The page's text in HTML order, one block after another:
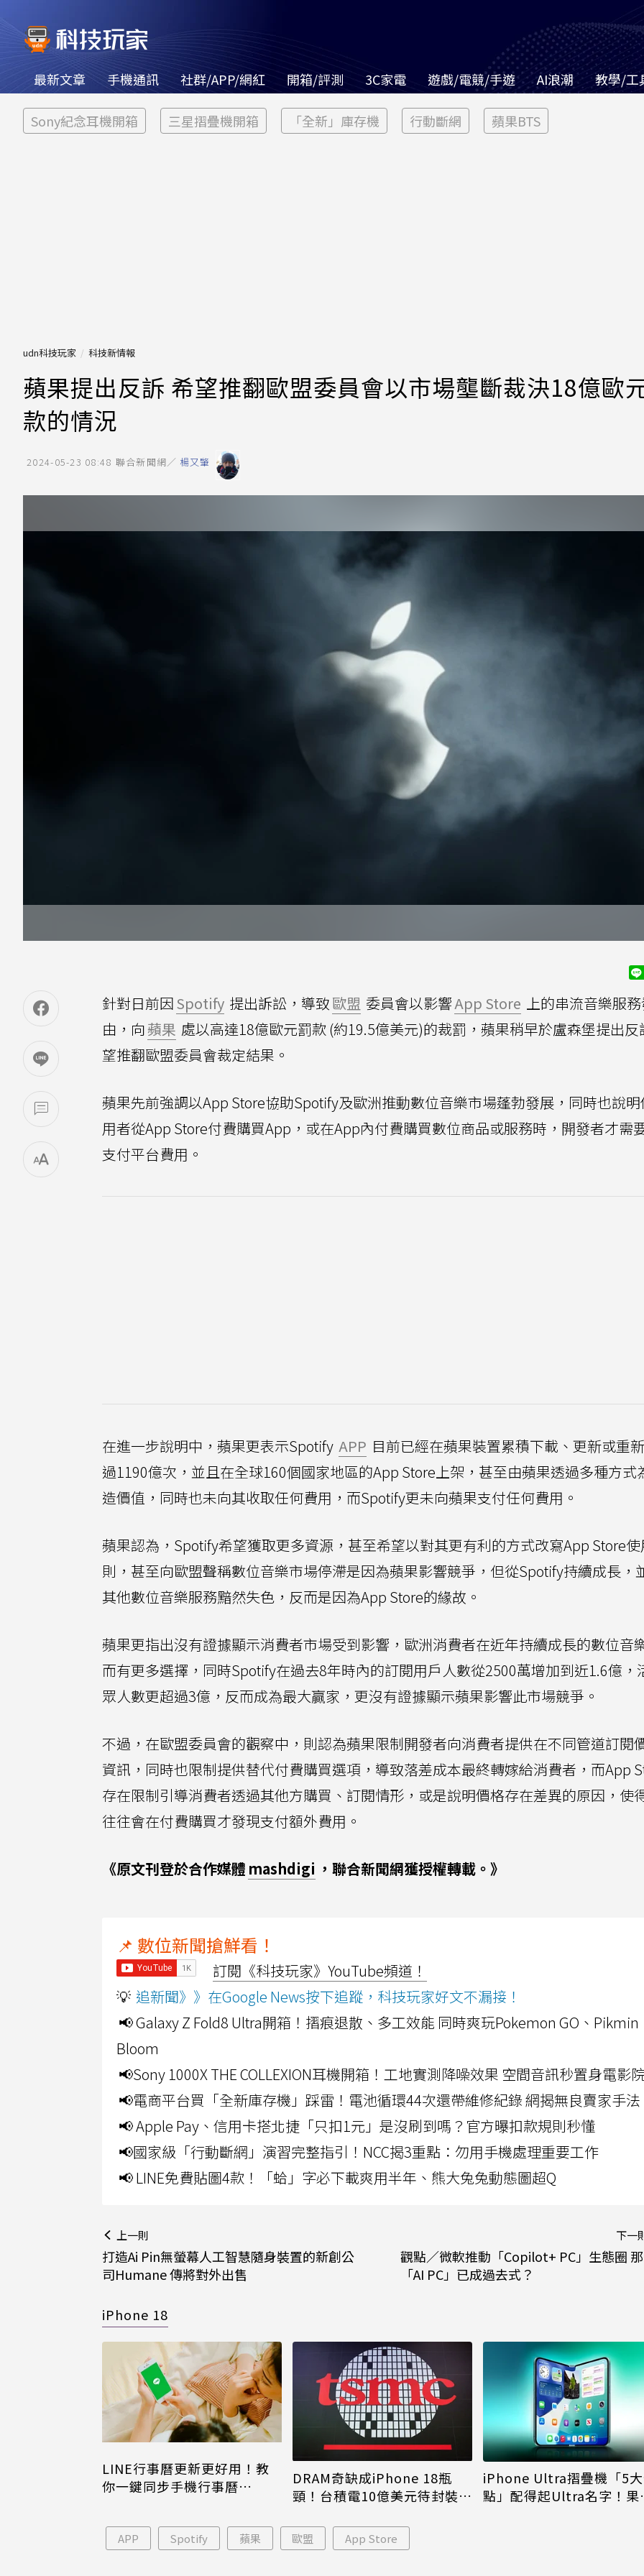
最新文章 手機通訊 社群/APP/網紅 開箱/評測 3C家電 遊戲/電競/手遊 AI浪潮 教學/工
Sony紀念耳機開箱 三星摺疊機開箱 「全新」庫存機 行動斷網 蘋果BTS
udn科技玩家 科技新情報
蘋果提出反訴 希望推翻歐盟委員會以市場壟斷裁決18億歐
款的情況
2024-05-23 08:48 聯合新聞網／ 楊又肇
針對日前因Spotify 提出訴訟，導致歐盟 委員會以影響App Store 上的串流音樂服
由，向蘋果 處以高達18億歐元罰款 (約19.5億美元)的裁罰，蘋果稍早於盧森堡提出反
望推翻歐盟委員會裁定結果。
蘋果先前強調以App Store協助Spotify及歐洲推動數位音樂市場蓬勃發展，同時也說
用者從App Store付費購買App，或在App內付費購買數位商品或服務時，開發者才需
支付平台費用。
在進一步說明中，蘋果更表示Spotify APP 目前已經在蘋果裝置累積下載、更新或重
過1190億次，並且在全球160個國家地區的App Store上架，甚至由蘋果透過多種方式
造價值，同時也未向其收取任何費用，而Spotify更未向蘋果支付任何費用。
蘋果認為，Spotify希望獲取更多資源，甚至希望以對其更有利的方式改寫App Store
則，甚至向歐盟聲稱數位音樂市場停滯是因為蘋果影響競爭，但從Spotify持續成長，
其他數位音樂服務黯然失色，反而是因為App Store的緣故。
蘋果更指出沒有證據顯示消費者市場受到影響，歐洲消費者在近年持續成長的數位音
而有更多選擇，同時Spotify在過去8年時內的訂閱用戶人數從2500萬增加到近1.6億，
眾人數更超過3億，反而成為最大贏家，更沒有證據顯示蘋果影響此市場競爭。
不過，在歐盟委員會的觀察中，則認為蘋果限制開發者向消費者提供在不同管道訂閱
資訊，同時也限制提供替代付費購買選項，導致落差成本最終轉嫁給消費者，而App
存在限制引導消費者透過其他方購買、訂閱情形，或是說明價格存在差異的原因，使
往往會在付費購買才發現支付額外費用。
《原文刊登於合作媒體 mashdigi ，聯合新聞網獲授權轉載。》
📌 數位新聞搶鮮看！
訂閱《科技玩家》YouTube頻道！
💡 追新聞》》在Google News按下追蹤，科技玩家好文不漏接！
📢 Galaxy Z Fold8 Ultra開箱！摺痕退散、多工效能 同時爽玩Pokemon GO、Pikmin
Bloom
📢Sony 1000X THE COLLEXION耳機開箱！工地實測降噪效果 空間音訊秒置身電影
📢電商平台買「全新庫存機」踩雷！電池循環44次還帶維修紀錄 網揭無良賣家手法
📢 Apple Pay、信用卡搭北捷「只扣1元」是沒刷到嗎？官方曝扣款規則秒懂
📢國家級「行動斷網」演習完整指引！NCC揭3重點：勿用手機處理重要工作
📢 LINE免費貼圖4款！「蛤」字必下載爽用半年、熊大兔兔動態圖超Q
上一則
打造Ai Pin無螢幕人工智慧隨身裝置的新創公
司Humane 傳將對外出售
下一
觀點／微軟推動「Copilot+ PC」生態圈 那
「AI PC」已成過去式？
iPhone 18
LINE行事曆更新更好用！教
你一鍵同步手機行事曆
DRAM奇缺成iPhone 18瓶
頸！台積電10億美元待封裝晶
iPhone Ultra摺疊機「5
點」配得起Ultra名字！果
APP Spotify 蘋果 歐盟 App Store